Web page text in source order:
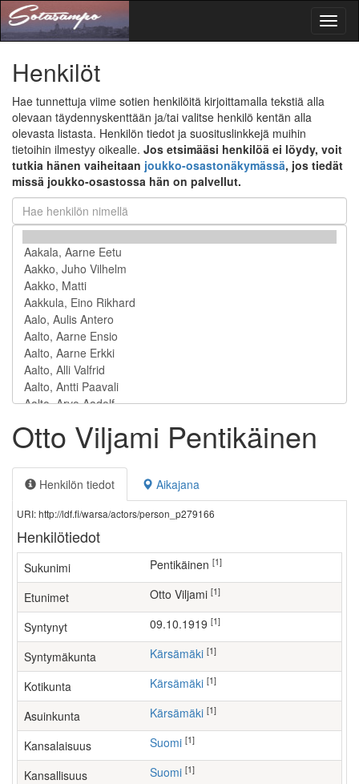
Henkilöt
Hae tunnettuja viime sotien henkilöitä kirjoittamalla tekstiä alla
olevaan täydennyskenttään ja/tai valitse henkilö kentän alla
olevasta listasta. Henkilön tiedot ja suosituslinkkejä muihin
tietoihin ilmestyy oikealle. Jos etsimääsi henkilöä ei löydy, voit
tutkia hänen vaiheitaan joukko-osastonäkymässä, jos tiedät
missä joukko-osastossa hän on palvellut.
Otto Viljami Pentikäinen
Henkilön tiedot Aikajana
URI: http://ldf.fi/warsa/actors/person_p279166
Henkilötiedot
Sukunimi Pentikäinen [1]
Etunimet Otto Viljami [1]
Syntynyt 09.10.1919 [1]
Syntymäkunta Kärsämäki [1]
Kotikunta Kärsämäki [1]
Asuinkunta Kärsämäki [1]
Kansalaisuus Suomi [1]
Kansallisuus Suomi [1]